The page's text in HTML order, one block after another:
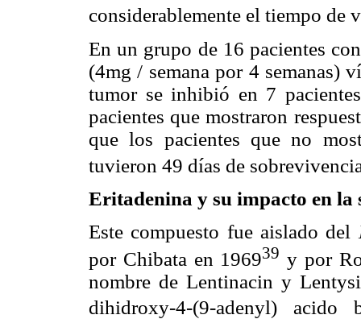
considerablemente el tiempo de
En un grupo de 16 pacientes
(4mg / semana por 4 semanas)
tumor se inhibió en 7
pacientes que mostraron
que los pacientes que no
tuvieron 49 días de
Eritadenina y su impacto en la
Este compuesto fue aislado del
por Chibata en 196939 y por
nombre de Lentinacin y
dihidroxy-4-(9-adenyl)